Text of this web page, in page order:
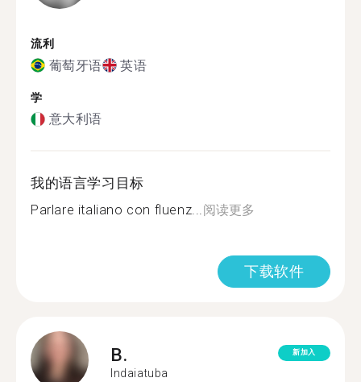
流利
葡萄牙语 英语
学
意大利语
我的语言学习目标
Parlare italiano con fluenz...阅读更多
下载软件
B.
Indaiatuba
新加入